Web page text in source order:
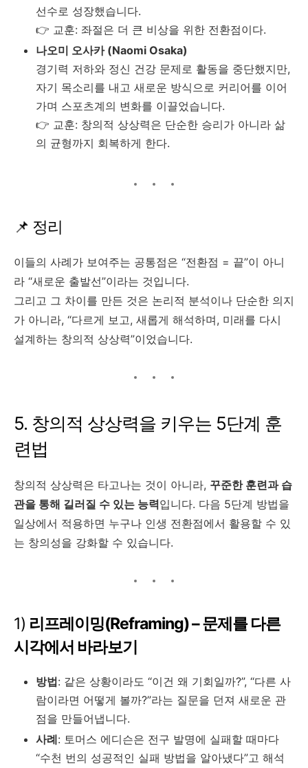
선수로 성장했습니다.
👉 교훈: 좌절은 더 큰 비상을 위한 전환점이다.
나오미 오사카 (Naomi Osaka)
경기력 저하와 정신 건강 문제로 활동을 중단했지만,
자기 목소리를 내고 새로운 방식으로 커리어를 이어
가며 스포츠계의 변화를 이끌었습니다.
👉 교훈: 창의적 상상력은 단순한 승리가 아니라 삶
의 균형까지 회복하게 한다.
📌 정리
이들의 사례가 보여주는 공통점은 “전환점 = 끝”이 아니
라 “새로운 출발선”이라는 것입니다.
그리고 그 차이를 만든 것은 논리적 분석이나 단순한 의지
가 아니라, “다르게 보고, 새롭게 해석하며, 미래를 다시
설계하는 창의적 상상력”이었습니다.
5. 창의적 상상력을 키우는 5단계 훈
련법
창의적 상상력은 타고나는 것이 아니라, 꾸준한 훈련과 습
관을 통해 길러질 수 있는 능력입니다. 다음 5단계 방법을
일상에서 적용하면 누구나 인생 전환점에서 활용할 수 있
는 창의성을 강화할 수 있습니다.
1) 리프레이밍(Reframing) – 문제를 다른
시각에서 바라보기
방법: 같은 상황이라도 “이건 왜 기회일까?”, “다른 사
람이라면 어떻게 볼까?”라는 질문을 던져 새로운 관
점을 만들어냅니다.
사례: 토머스 에디슨은 전구 발명에 실패할 때마다
“수천 번의 성공적인 실패 방법을 알아냈다”고 해석